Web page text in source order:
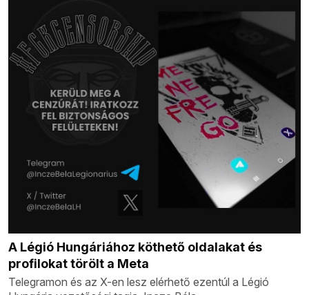
A Légió Hungáriához köthető oldalakat és
profilokat törölt a Meta
Telegramon és az X-en lesz elérhető ezentúl a Légió